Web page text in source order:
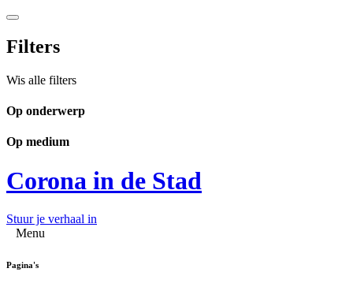
Filters
Wis alle filters
Op onderwerp
Op medium
Corona in de Stad
Stuur je verhaal in
Menu
Pagina's